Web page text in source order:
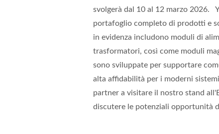
svolgerà dal 10 al 12 marzo 2026.
portafoglio completo di prodotti e
in evidenza includono moduli di
trasformatori, così come moduli
sono sviluppate per supportare
alta affidabilità per i moderni
partner a visitare il nostro stand
discutere le potenziali opportunità